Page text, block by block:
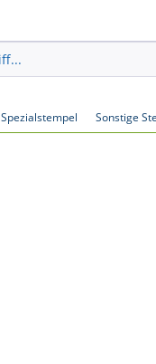
Spezialstempel Sonstige